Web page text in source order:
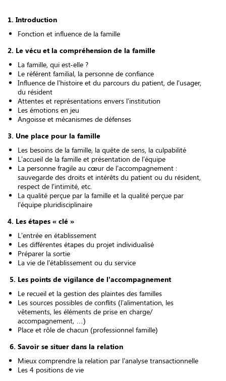
1. Introduction
Fonction et influence de la famille
2. Le vécu et la compréhension de la famille
La famille, qui est-elle ?
Le référent familial, la personne de confiance
Influence de l’histoire et du parcours du patient, de l'usager,
du résident
Attentes et représentations envers l’institution
Les émotions en jeu
Angoisse et mécanismes de défenses
3. Une place pour la famille
Les besoins de la famille, la quête de sens, la culpabilité
L’accueil de la famille et présentation de l’équipe
La personne fragile au cœur de l’accompagnement :
sauvegarde des droits et intérêts du patient ou du résident,
respect de l’intimité, etc.
La qualité perçue par la famille et la qualité perçue par
l'équipe pluridisciplinaire
4. Les étapes « clé »
L’entrée en établissement
Les différentes étapes du projet individualisé
Préparer la sortie
La vie de l'établissement ou du service
5. Les points de vigilance de l’accompagnement
Le recueil et la gestion des plaintes des familles
Les sources possibles de conflits (l’alimentation, les
vêtements, les éléments de prise en charge/
accompagnement, …)
Place et rôle de chacun (professionnel famille)
6. Savoir se situer dans la relation
Mieux comprendre la relation par l’analyse transactionnelle
Les 4 positions de vie